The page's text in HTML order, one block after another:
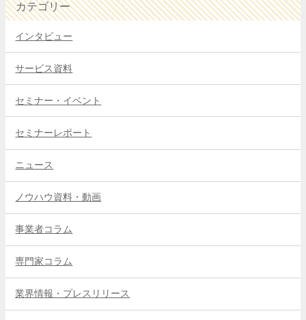
カテゴリー
インタビュー
サービス資料
セミナー・イベント
セミナーレポート
ニュース
ノウハウ資料・動画
事業者コラム
専門家コラム
業界情報・プレスリリース